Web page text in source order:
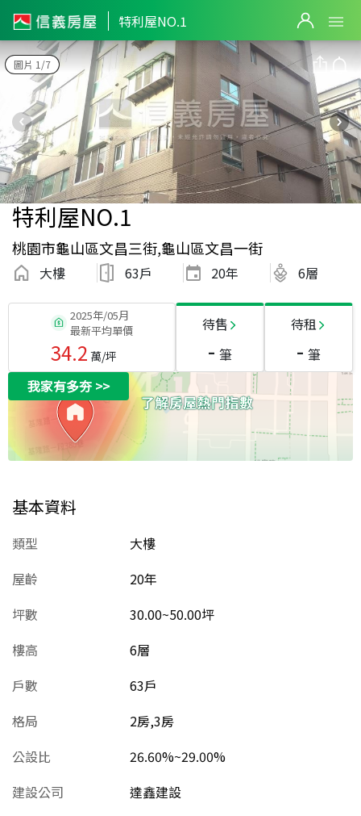
特利屋NO.1
圖片 1/7
特利屋NO.1
桃園市龜山區文昌三街,龜山區文昌一街
大樓 63戶 20年 6層
2025年/05月
最新平均單價
34.2 萬/坪
待售
- 筆
待租
- 筆
我家有多夯>>
基本資料
類型
大樓
屋齡
20年
坪數
30.00~50.00坪
樓高
6層
戶數
63戶
格局
2房,3房
公設比
26.60%~29.00%
建設公司
達鑫建設